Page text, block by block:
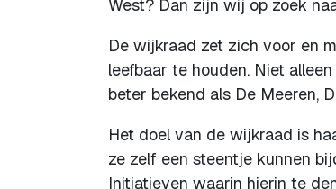
West? Dan zijn wij op zoek
De wijkraad zet zich voor en
leefbaar te houden. Niet
beter bekend als De Meeren,
Het doel van de wijkraad is
ze zelf een steentje kunnen
Initiatieven waarin hierin te